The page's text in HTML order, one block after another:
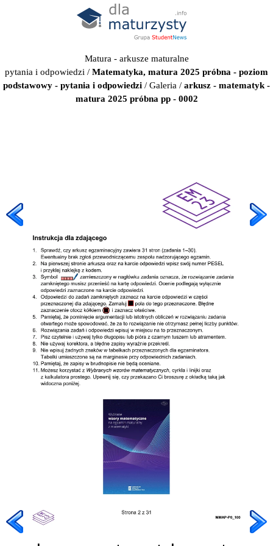
Matura - arkusze maturalne
pytania i odpowiedzi / Matematyka, matura 2025 próbna - poziom
podstawowy - pytania i odpowiedzi / Galeria / arkusz - matematyk -
matura 2025 próbna pp - 0002